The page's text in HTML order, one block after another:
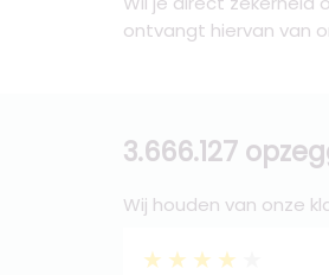
ontvangt hiervan van
3.666.127
Wij houden van onze
★★★★★